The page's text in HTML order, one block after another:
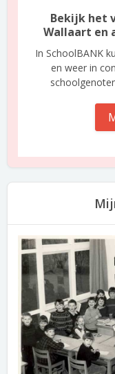
Bekijk het
Wallaart en
In SchoolBANK
en weer in